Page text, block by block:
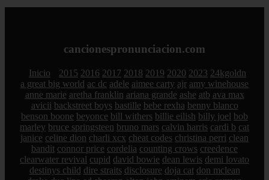
cancionespronunciacion.com
Inicio 2015 2016 2017 2018 2019 2020 2023 24kgoldn
a great big world ac dc adele aimee carty ajr amy winehouse
anne marie aretha franklin ariana grande ashe atb ava max
avicii backstreet boys bastille bebe rexha benny blanco
benson boone beyonce bill withers billie eilish billy joel bob
marley bruce springsteen bruno mars calvin harris cardi b cat
janice celine dion charli xcx cheat codes christina perri clean
bandit connor price cordelia counting crows creedence
clearwater revival cupid david bowie dean lewis demi lovato
destinys child dire straits disclosure doja cat don mclean